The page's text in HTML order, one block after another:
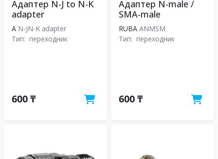
Адаптер N-J to N-K
adapter
A N-JN-K adapter
Тип: переходник
600 ₸
Адаптер N-male /
SMA-male
RUBA ANMSM
Тип: переходник
600 ₸